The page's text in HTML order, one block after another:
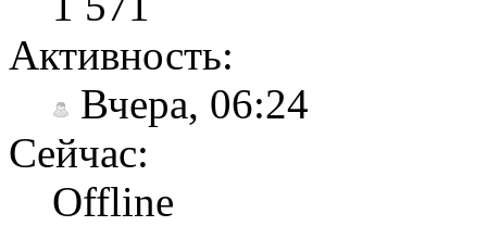
Активность:
Вчера, 06:24
Сейчас:
Offline